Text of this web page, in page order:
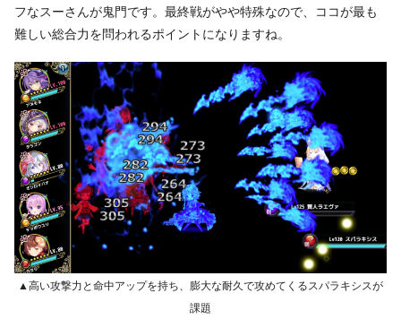
フなスーさんが鬼門です。最終戦がやや特殊なので、ココが最も
難しい総合力を問われるポイントになりますね。
▲高い攻撃力と命中アップを持ち、膨大な耐久で攻めてくるスパラキシスが
課題